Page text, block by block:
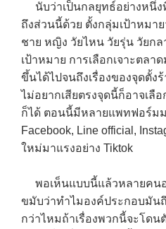
นับว่าเป็นกลยุทธ์อย่างหนึ่ง
ถึงส่วนนี้ด้วย ตั้งกลุ่มเป้าหมา
ชาย หญิง วัยไหน วัยรุ่น วัยกล
เป้าหมาย การเลือกเจาะตล
ขึ้นได้ไปจนถึงเรื่องของจุดตั้ง
ไม่อยากเสียตรงจุดนี้ก็อาจเ
ก็ได้ ตอนนี้มีหลายแพทฟอร์ม
Facebook, Line official,
ใหม่มาแรงอย่าง Tiktok
พอเห็นแบบนี้แล้วหลายคนอ
ขมับว่าทำไมองค์ประกอบมัน
กว่าไหมถ้าเรื่องพวกนี้จะโด